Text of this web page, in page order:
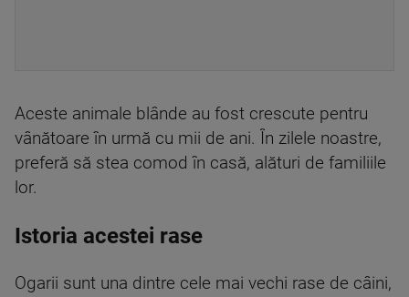
Aceste animale blânde au fost crescute pentru
vânătoare în urmă cu mii de ani. În zilele noastre,
preferă să stea comod în casă, alături de familiile
lor.
Istoria acestei rase
Ogarii sunt una dintre cele mai vechi rase de câini,